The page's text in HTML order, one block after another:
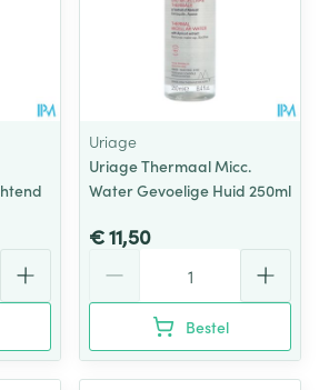
Uriage
Uriage Thermaal Micc.
Water Gevoelige Huid 250ml
€ 11,50
Bestel